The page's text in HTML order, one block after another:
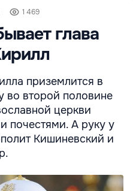
1 469
глава
приземлится в
во второй половине
церкви
почестями. А руку у
Кишиневский и